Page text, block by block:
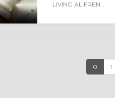
LIVING AL FREN…
0 1